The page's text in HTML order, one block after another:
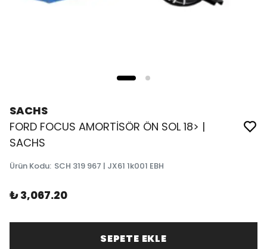
SACHS
FORD FOCUS AMORTİSÖR ÖN SOL 18> |
SACHS
Ürün Kodu: SCH 319 967 | JX61 1k001 EBH
₺ 3,067.20
SEPETE EKLE